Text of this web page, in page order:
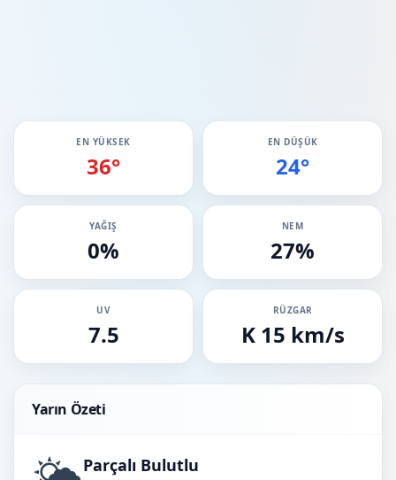
EN YÜKSEK
36°
EN DÜŞÜK
24°
YAĞIŞ
0%
NEM
27%
UV
7.5
RÜZGAR
K 15 km/s
Yarın Özeti
Parçalı Bulutlu